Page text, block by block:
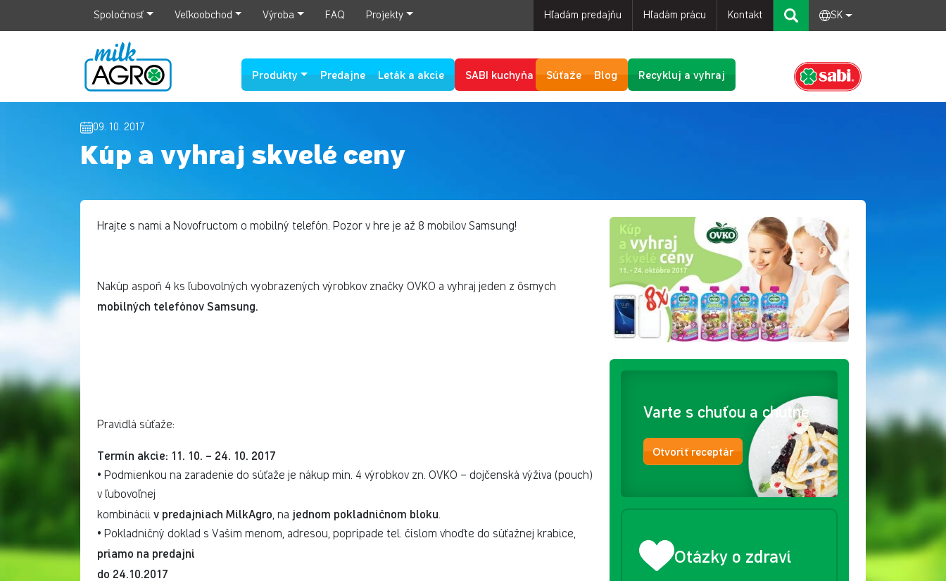
Spoločnosť Veľkoobchod Výroba FAQ Projekty Hľadám predajňu Hľadám prácu Kontakt SK
Produkty Predajne Leták a akcie SABI kuchyňa Súťaže Blog Recykluj a vyhraj
09. 10. 2017
Kúp a vyhraj skvelé ceny
Hrajte s nami a Novofructom o mobilný telefón. Pozor v hre je až 8 mobilov Samsung!
Nakúp aspoň 4 ks ľubovolných vyobrazených výrobkov značky OVKO a vyhraj jeden z ôsmych
mobilných telefónov Samsung.
Pravidlá súťaže:
Termín akcie: 11. 10. – 24. 10. 2017
• Podmienkou na zaradenie do súťaže je nákup min. 4 výrobkov zn. OVKO – dojčenská výživa (pouch)
v ľubovoľnej
kombinácii v predajniach MilkAgro , na jednom pokladničnom bloku
• Pokladničný doklad s Vašim menom, adresou, poprípade tel. číslom vhoďte do súťažnej krabice,
priamo na predajni
do 24.10.2017
Varte s chuťou a chutne
Otvoriť receptár
Otázky o zdraví